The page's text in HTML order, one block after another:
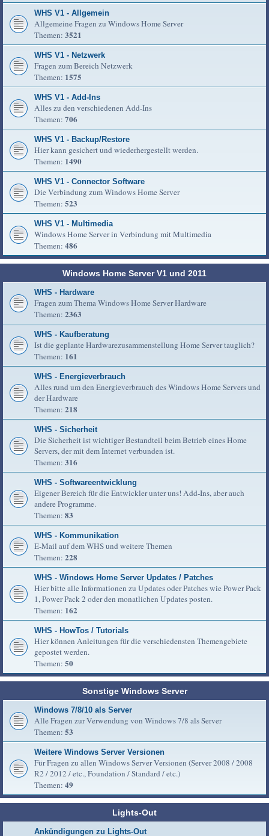
WHS V1 - Allgemein
Allgemeine Fragen zu Windows Home Server
Themen: 3521
WHS V1 - Netzwerk
Fragen zum Bereich Netzwerk
Themen: 1575
WHS V1 - Add-Ins
Alles zu den verschiedenen Add-Ins
Themen: 706
WHS V1 - Backup/Restore
Hier kann gesichert und wiederhergestellt werden.
Themen: 1490
WHS V1 - Connector Software
Die Verbindung zum Windows Home Server
Themen: 523
WHS V1 - Multimedia
Windows Home Server in Verbindung mit Multimedia
Themen: 486
Windows Home Server V1 und 2011
WHS - Hardware
Fragen zum Thema Windows Home Server Hardware
Themen: 2363
WHS - Kaufberatung
Ist die geplante Hardwarezusammenstellung Home Server tauglich?
Themen: 161
WHS - Energieverbrauch
Alles rund um den Energieverbrauch des Windows Home Servers und
der Hardware
Themen: 218
WHS - Sicherheit
Die Sicherheit ist wichtiger Bestandteil beim Betrieb eines Home
Servers, der mit dem Internet verbunden ist.
Themen: 316
WHS - Softwareentwicklung
Eigener Bereich für die Entwickler unter uns! Add-Ins, aber auch
andere Programme.
Themen: 83
WHS - Kommunikation
E-Mail auf dem WHS und weitere Themen
Themen: 228
WHS - Windows Home Server Updates / Patches
Hier bitte alle Informationen zu Updates oder Patches wie Power Pack
1, Power Pack 2 oder den monatlichen Updates posten.
Themen: 162
WHS - HowTos / Tutorials
Hier können Anleitungen für die verschiedensten Themengebiete
gepostet werden.
Themen: 50
Sonstige Windows Server
Windows 7/8/10 als Server
Alle Fragen zur Verwendung von Windows 7/8 als Server
Themen: 53
Weitere Windows Server Versionen
Für Fragen zu allen Windows Server Versionen (Server 2008 / 2008
R2 / 2012 / etc., Foundation / Standard / etc.)
Themen: 49
Lights-Out
Ankündigungen zu Lights-Out